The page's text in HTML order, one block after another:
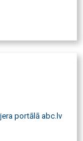
portālā abc.lv